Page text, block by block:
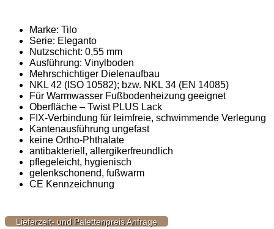
Marke: Tilo
Serie: Eleganto
Nutzschicht: 0,55 mm
Ausführung: Vinylboden
Mehrschichtiger Dielenaufbau
NKL 42 (ISO 10582); bzw. NKL 34 (EN 14085)
Für Warmwasser Fußbodenheizung geeignet
Oberfläche – Twist PLUS Lack
FIX-Verbindung für leimfreie, schwimmende Verlegung
Kantenausführung ungefast
keine Ortho-Phthalate
antibakteriell, allergikerfreundlich
pflegeleicht, hygienisch
gelenkschonend, fußwarm
CE Kennzeichnung
Lieferzeit- und Palettenpreis Anfrage